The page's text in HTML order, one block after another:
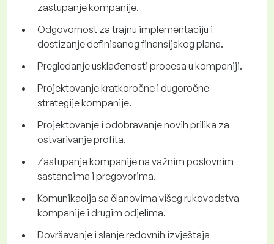
zastupanje kompanije.
Odgovornost za trajnu implementaciju i
dostizanje definisanog finansijskog plana.
Pregledanje usklađenosti procesa u kompaniji.
Projektovanje kratkoročne i dugoročne
strategije kompanije.
Projektovanje i odobravanje novih prilika za
ostvarivanje profita.
Zastupanje kompanije na važnim poslovnim
sastancima i pregovorima.
Komunikacija sa članovima višeg rukovodstva
kompanije i drugim odjelima.
Dovršavanje i slanje redovnih izvještaja